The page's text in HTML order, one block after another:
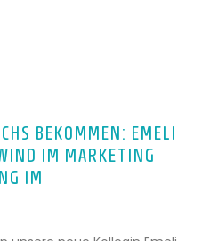
BEKOMMEN: EMELI
IM MARKETING
IM